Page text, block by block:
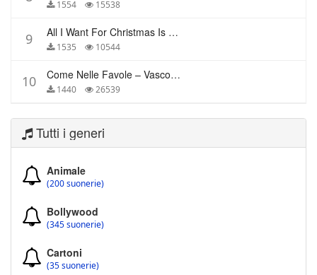
1554 15538
9 All I Want For Christmas Is You – Mariah Carey
1535 10544
10 Come Nelle Favole – Vasco Rossi
1440 26539
Tutti i generi
Animale
(200 suonerie)
Bollywood
(345 suonerie)
Cartoni
(35 suonerie)